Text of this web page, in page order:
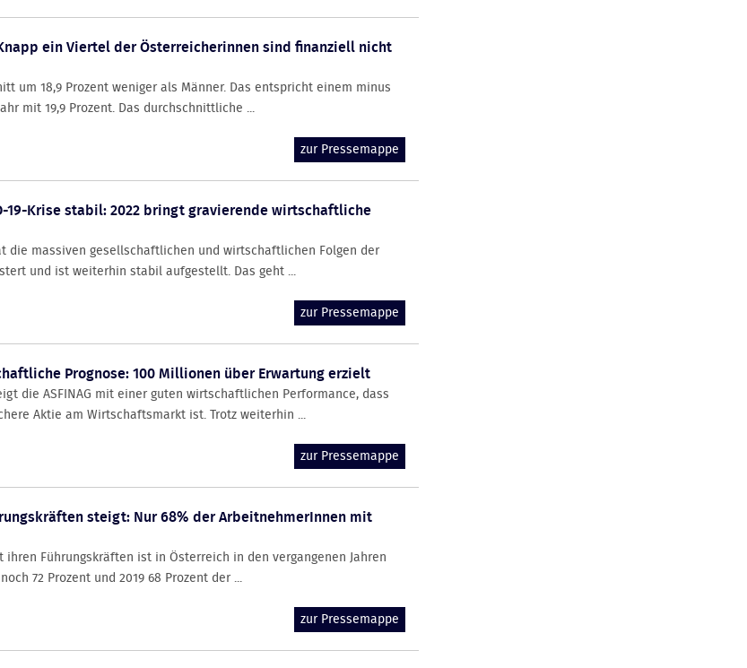
ein Viertel der Österreicherinnen sind finanziell nicht
um 18,9 Prozent weniger als Männer. Das entspricht einem minus
mit 19,9 Prozent. Das durchschnittliche ...
zur Pressemappe
19-Krise stabil: 2022 bringt gravierende wirtschaftliche
die massiven gesellschaftlichen und wirtschaftlichen Folgen der
und ist weiterhin stabil aufgestellt. Das geht ...
zur Pressemappe
Prognose: 100 Millionen über Erwartung erzielt
die ASFINAG mit einer guten wirtschaftlichen Performance, dass
Aktie am Wirtschaftsmarkt ist. Trotz weiterhin ...
zur Pressemappe
steigt: Nur 68% der ArbeitnehmerInnen mit
Führungskräften ist in Österreich in den vergangenen Jahren
72 Prozent und 2019 68 Prozent der ...
zur Pressemappe